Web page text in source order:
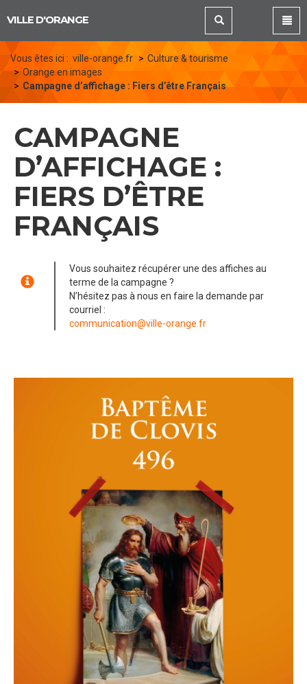
VILLE D'ORANGE
Vous êtes ici : ville-orange.fr
Culture & tourisme
Orange en images
Campagne d’affichage : Fiers d’être Français
CAMPAGNE
D’AFFICHAGE :
FIERS D’ÊTRE
FRANÇAIS
Vous souhaitez récupérer une des affiches au
terme de la campagne ?
N’hésitez pas à nous en faire la demande par
courriel :
communication@ville-orange.fr